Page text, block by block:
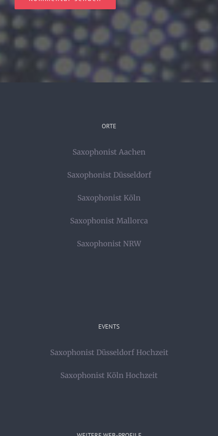
ORTE
Saxophonist Aachen
Saxophonist Düsseldorf
Saxophonist Köln
Saxophonist Mallorca
Saxophonist NRW
EVENTS
Saxophonist Düsseldorf Hochzeit
Saxophonist Köln Hochzeit